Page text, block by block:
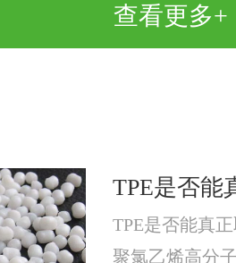
查看更多+
TPE是否能
TPE是否能真
聚氯乙烯高分